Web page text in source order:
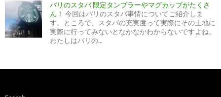
バリのスタバ 限定タンブラーやマグカップがたくさ
ん！ 今回はバリのスタバ事情についてご紹介しま
す。ところで、スタバの充実度って実際にその土地に
実際に行ってみないとなかなかわからないですよね。
わたしはバリの...